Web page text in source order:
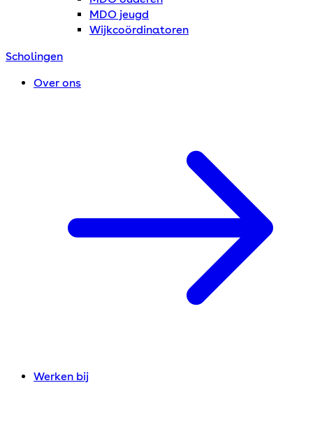
MDO jeugd
Wijkcoördinatoren
Scholingen
Over ons
Werken bij